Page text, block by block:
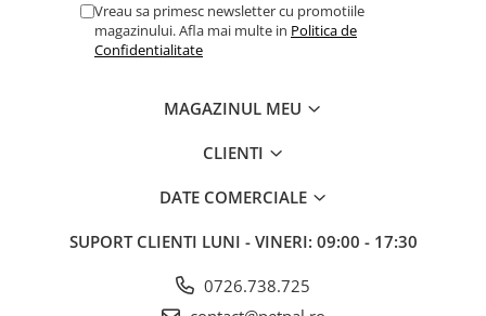
Tratament ApăVreau sa primesc newsletter cu promotiile
magazinului. Afla mai multe in Politica de
Confidentialitate
MAGAZINUL MEU
CLIENTI
DATE COMERCIALE
SUPORT CLIENTI LUNI - VINERI: 09:00 - 17:30
0726.738.725